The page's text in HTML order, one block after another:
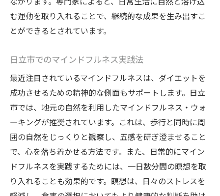
む運動を取り入れることで、継続的な成果を生み出すこ
とができるとされています。
日立市でのマインドフルネス実践法
最近注目されているマインドフルネスは、ダイエットを
成功させるための精神的な側面もサポートします。日立
市では、地元の自然を利用したマインドフルネス・ウォ
ーキングが推奨されています。これは、歩行と同時に周
囲の自然をじっくりと観察し、五感を研ぎ澄ませること
で、心を落ち着かせる方法です。また、日常的にマイン
ドフルネスを実践するためには、一日数分間の瞑想を取
り入れることも効果的です。瞑想は、日々のストレスを